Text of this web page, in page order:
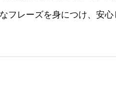
フレーズを身につけ、安